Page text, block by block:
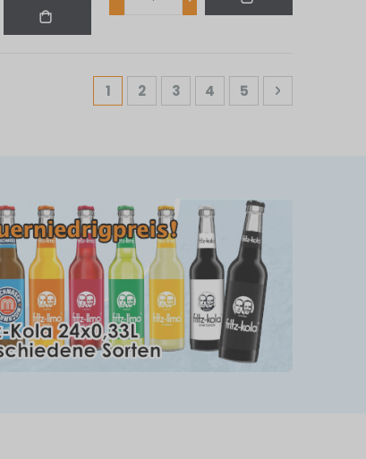
Seite
Sie lesen gerade Seite
1 Seite
2 Seite
3 Seite
4 Seite
5 Seite
Weiter